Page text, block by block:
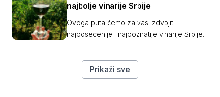
najbolje vinarije Srbije
Ovoga puta ćemo za vas izdvojiti
najposećenije i najpoznatije vinarije Srbije.
Prikaži sve